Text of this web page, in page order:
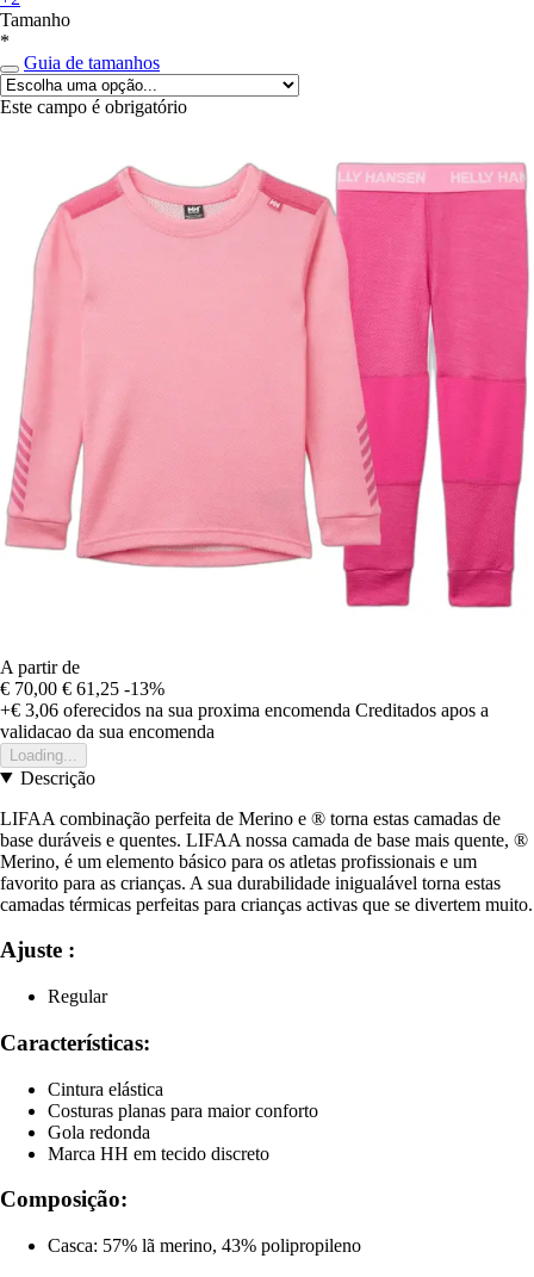
Tamanho
*
Guia de tamanhos
Este campo é obrigatório
A partir de
€ 70,00 € 61,25 -13%
+€ 3,06 oferecidos na sua proxima encomenda Creditados apos a
validacao da sua encomenda
Loading...
Descrição
LIFAA combinação perfeita de Merino e ® torna estas camadas de
base duráveis e quentes. LIFAA nossa camada de base mais quente, ®
Merino, é um elemento básico para os atletas profissionais e um
favorito para as crianças. A sua durabilidade inigualável torna estas
camadas térmicas perfeitas para crianças activas que se divertem muito.
Ajuste :
Regular
Características:
Cintura elástica
Costuras planas para maior conforto
Gola redonda
Marca HH em tecido discreto
Composição:
Casca: 57% lã merino, 43% polipropileno